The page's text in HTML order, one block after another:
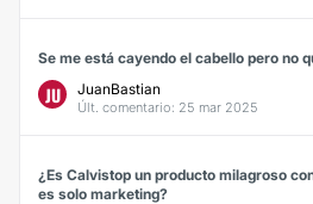
Se me está cayendo el cabello pero no
JU JuanBastian
Últ. comentario: 25 mar 2025
¿Es Calvistop un producto milagroso
es solo marketing?